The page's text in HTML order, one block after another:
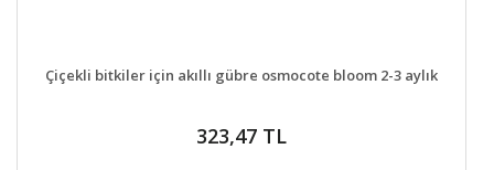
DETAYLAR SEPETE EKLE
Çiçekli bitkiler için akıllı gübre osmocote bloom 2-3 aylık
323,47 TL